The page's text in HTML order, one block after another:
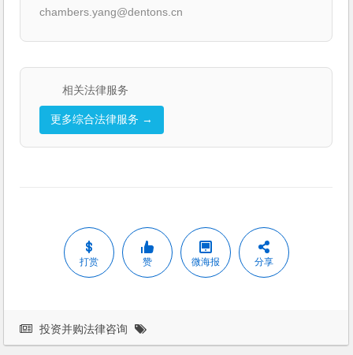
chambers.yang@dentons.cn
相关法律服务
更多综合法律服务 →
打赏 赞 微海报 分享
投资并购法律咨询